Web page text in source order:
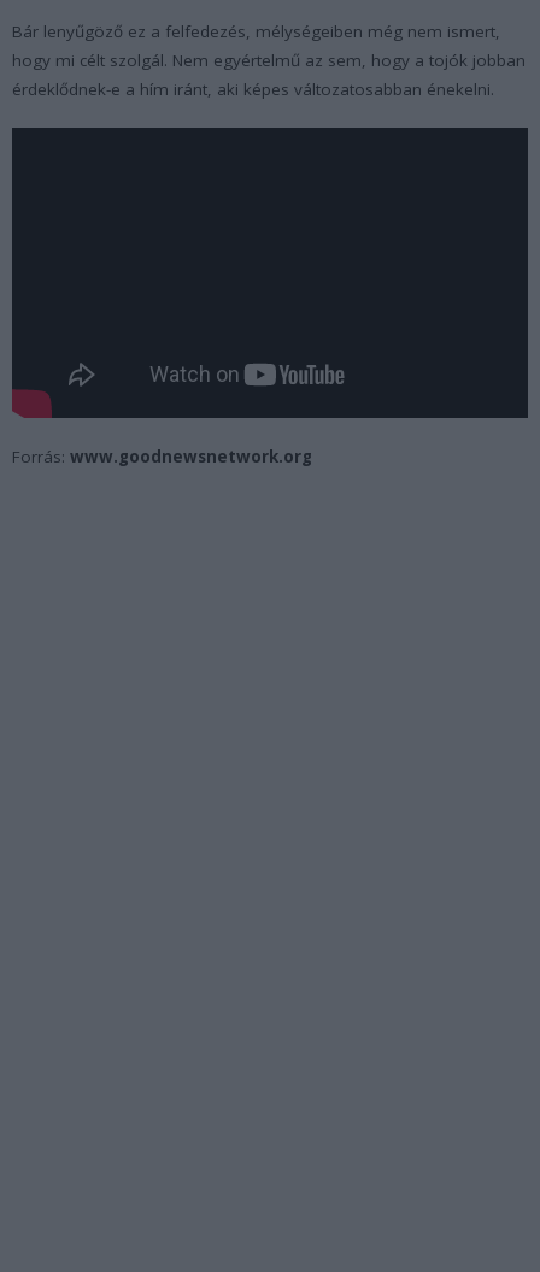
Bár lenyűgöző ez a felfedezés, mélységeiben még nem ismert,
hogy mi célt szolgál. Nem egyértelmű az sem, hogy a tojók jobban
érdeklődnek-e a hím iránt, aki képes változatosabban énekelni.
Forrás: www.goodnewsnetwork.org